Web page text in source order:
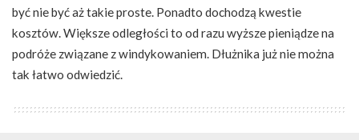
być nie być aż takie proste. Ponadto dochodzą kwestie
kosztów. Większe odległości to od razu wyższe pieniądze na
podróże związane z windykowaniem. Dłużnika już nie można
tak łatwo odwiedzić.